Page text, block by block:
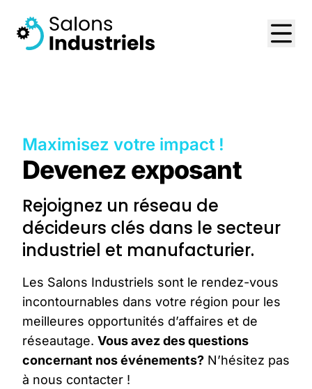
Maximisez votre impact !
Devenez exposant
Rejoignez un réseau de
décideurs clés dans le secteur
industriel et manufacturier.
Les Salons Industriels sont le rendez-vous
incontournables dans votre région pour les
meilleures opportunités d’affaires et de
réseautage. Vous avez des questions
concernant nos événements? N’hésitez pas
à nous contacter !